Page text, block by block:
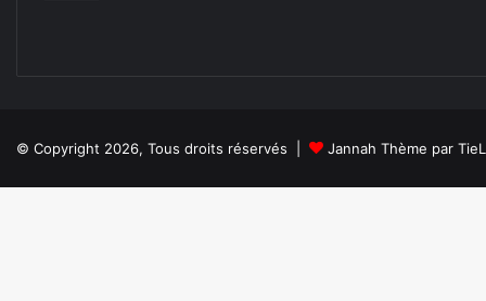
© Copyright 2026, Tous droits réservés | Jannah Thème par